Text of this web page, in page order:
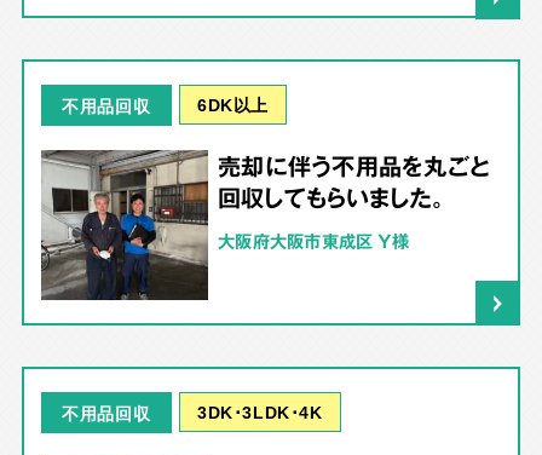
不用品回収 6DK以上
売却に伴う不用品を丸ごと
回収してもらいました。
大阪府大阪市東成区 Y様
不用品回収 3DK･3LDK･4K